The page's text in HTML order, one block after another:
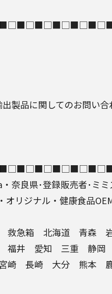
製品に関してのお問い合
奈良県･登録販売者･ ミミ
オリジナル・ 健康食品
救急箱 北海道 青森
福井 愛知 三重 静岡
長崎 大分 熊本